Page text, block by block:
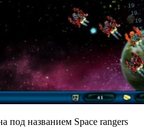
под названием Space rangers